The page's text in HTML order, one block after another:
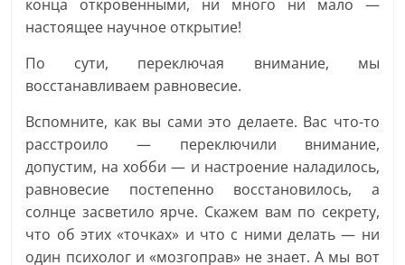
конца откровенными, ни много ни мало —
настоящее научное открытие!
По сути, переключая внимание, мы
восстанавливаем равновесие.
Вспомните, как вы сами это делаете. Вас что-то
расстроило — переключили внимание,
допустим, на хобби — и настроение наладилось,
равновесие постепенно восстановилось, а
солнце засветило ярче. Скажем вам по секрету,
что об этих «точках» и что с ними делать — ни
один психолог и «мозгоправ» не знает. А мы вот